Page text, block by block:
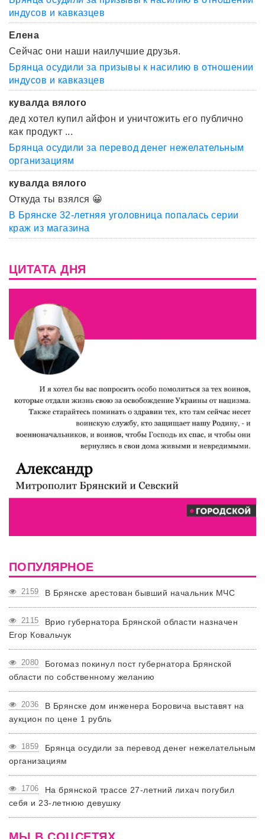
индусов и кавказцев
Елена
Сейчас они наши наилучшие друзья.
Брянца осудили за призывы к насилию в отношении
индусов и кавказцев
кувалда вялого
дед хотел купил айфон и уничтожить его публично
как продукт ...
Брянца осудили за перевод денег нежелательным
организациям
кувалда вялого
Откуда ты взялся 😀
В Брянске 32-летняя уголовница попалась серии
краж из магазина
ЦИТАТА ДНЯ
ПОПУЛЯРНОЕ
2159 В Брянске арестован бывший начальник МЧС
2115
Врио губернатора Брянской области назначен
Егор Ковальчук
2080
Богомаз покинул пост губернатора Брянской
области по собственному желанию
2036
В Брянске дом инженера Боровича выставят на
аукцион по цене 1 рубль
1859
Брянца осудили за перевод денег нежелательным
организациям
1706
На брянской трассе 27-летний лихач погубил
себя и 23-летнюю девушку